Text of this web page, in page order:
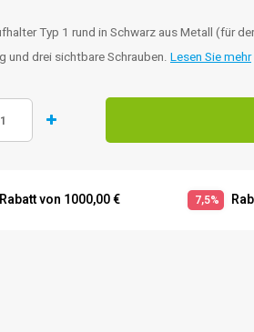
Typ 1 rund in Schwarz aus Metall (für
und drei sichtbare Schrauben. Lesen Sie mehr
Rabatt von 1000,00 € 7,5%